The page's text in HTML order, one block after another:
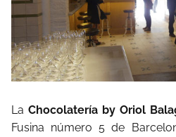
LaChocolatería by Oriol
Fusina número 5 de